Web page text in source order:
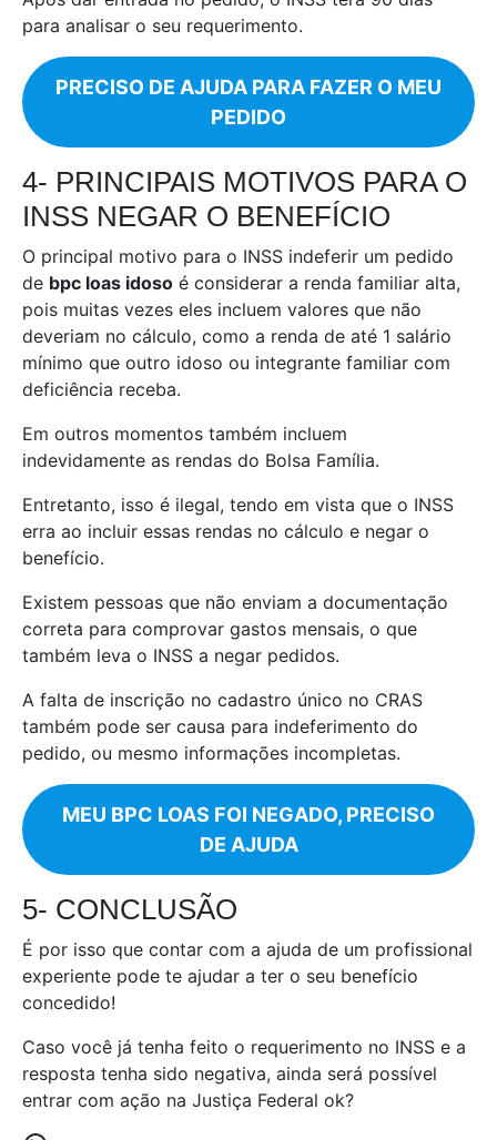
para analisar o seu requerimento.
PRECISO DE AJUDA PARA FAZER O MEU
PEDIDO
4- PRINCIPAIS MOTIVOS PARA O
INSS NEGAR O BENEFÍCIO
O principal motivo para o INSS indeferir um pedido
de bpc loas idoso é considerar a renda familiar alta,
pois muitas vezes eles incluem valores que não
deveriam no cálculo, como a renda de até 1 salário
mínimo que outro idoso ou integrante familiar com
deficiência receba.
Em outros momentos também incluem
indevidamente as rendas do Bolsa Família.
Entretanto, isso é ilegal, tendo em vista que o INSS
erra ao incluir essas rendas no cálculo e negar o
benefício.
Existem pessoas que não enviam a documentação
correta para comprovar gastos mensais, o que
também leva o INSS a negar pedidos.
A falta de inscrição no cadastro único no CRAS
também pode ser causa para indeferimento do
pedido, ou mesmo informações incompletas.
MEU BPC LOAS FOI NEGADO, PRECISO
DE AJUDA
5- CONCLUSÃO
É por isso que contar com a ajuda de um profissional
experiente pode te ajudar a ter o seu benefício
concedido!
Caso você já tenha feito o requerimento no INSS e a
resposta tenha sido negativa, ainda será possível
entrar com ação na Justiça Federal ok?